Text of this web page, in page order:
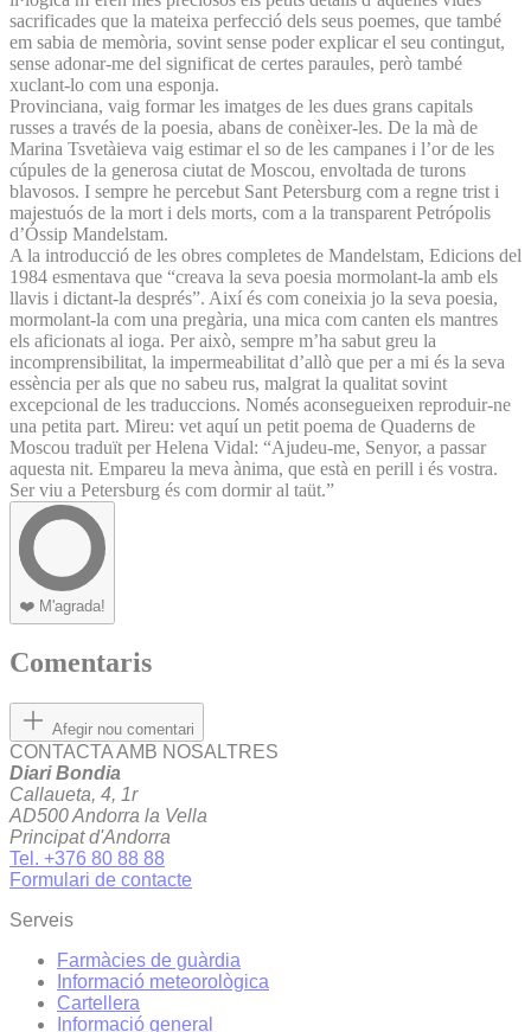
sacrificades que la mateixa perfecció dels seus poemes, que també
em sabia de memòria, sovint sense poder explicar el seu contingut,
sense adonar-me del significat de certes paraules, però també
xuclant-lo com una esponja.
Provinciana, vaig formar les imatges de les dues grans capitals
russes a través de la poesia, abans de conèixer-les. De la mà de
Marina Tsvetàieva vaig estimar el so de les campanes i l’or de les
cúpules de la generosa ciutat de Moscou, envoltada de turons
blavosos. I sempre he percebut Sant Petersburg com a regne trist i
majestuós de la mort i dels morts, com a la transparent Petrópolis
d’Óssip Mandelstam.
A la introducció de les obres completes de Mandelstam, Edicions del
1984 esmentava que “creava la seva poesia mormolant-la amb els
llavis i dictant-la després”. Així és com coneixia jo la seva poesia,
mormolant-la com una pregària, una mica com canten els mantres
els aficionats al ioga. Per això, sempre m’ha sabut greu la
incomprensibilitat, la impermeabilitat d’allò que per a mi és la seva
essència per als que no sabeu rus, malgrat la qualitat sovint
excepcional de les traduccions. Només aconsegueixen reproduir-ne
una petita part. Mireu: vet aquí un petit poema de Quaderns de
Moscou traduït per Helena Vidal: “Ajudeu-me, Senyor, a passar
aquesta nit. Empareu la meva ànima, que està en perill i és vostra.
Ser viu a Petersburg és com dormir al taüt.”
❤️ M'agrada!
Comentaris
Afegir nou comentari
CONTACTA AMB NOSALTRES
Diari Bondia
Callaueta, 4, 1r
AD500 Andorra la Vella
Principat d'Andorra
Tel. +376 80 88 88
Formulari de contacte
Serveis
Farmàcies de guàrdia
Informació meteorològica
Cartellera
Informació general